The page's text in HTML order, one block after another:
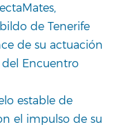
de Tenerife
de su actuación
Encuentro
estable de
el impulso de su